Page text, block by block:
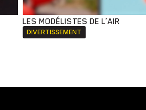
LES MODÉLISTES DE L’AIR
DIVERTISSEMENT